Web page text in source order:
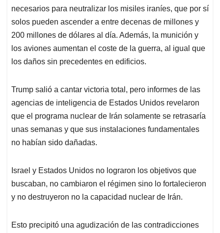
necesarios para neutralizar los misiles iraníes, que por sí
solos pueden ascender a entre decenas de millones y
200 millones de dólares al día. Además, la munición y
los aviones aumentan el coste de la guerra, al igual que
los daños sin precedentes en edificios.
Trump salió a cantar victoria total, pero informes de las
agencias de inteligencia de Estados Unidos revelaron
que el programa nuclear de Irán solamente se retrasaría
unas semanas y que sus instalaciones fundamentales
no habían sido dañadas.
Israel y Estados Unidos no lograron los objetivos que
buscaban, no cambiaron el régimen sino lo fortalecieron
y no destruyeron no la capacidad nuclear de Irán.
Esto precipitó una agudización de las contradicciones